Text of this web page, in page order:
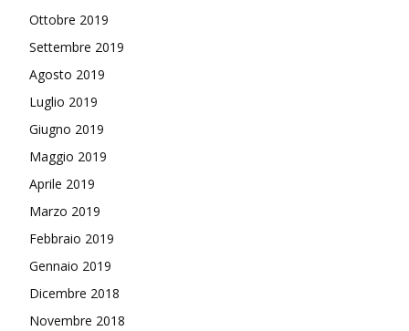
Ottobre 2019
Settembre 2019
Agosto 2019
Luglio 2019
Giugno 2019
Maggio 2019
Aprile 2019
Marzo 2019
Febbraio 2019
Gennaio 2019
Dicembre 2018
Novembre 2018